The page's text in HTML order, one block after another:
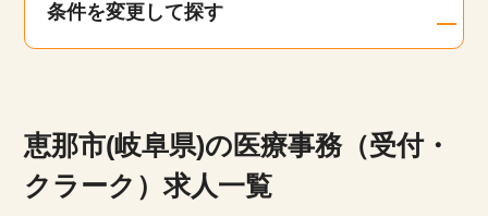
見学会・イベント情報
条件を変更して探す
恵那市(岐阜県)の医療事務（受付・
クラーク）求人一覧
関東
甲信越・北陸 中国・四国